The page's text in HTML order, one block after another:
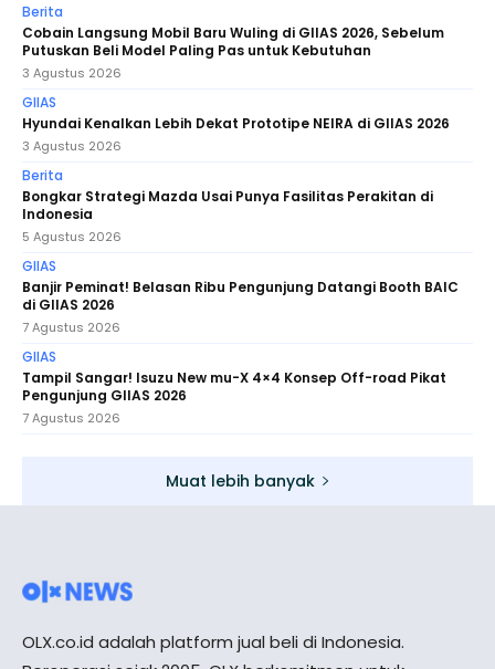
Berita
Cobain Langsung Mobil Baru Wuling di GIIAS 2026, Sebelum
Putuskan Beli Model Paling Pas untuk Kebutuhan
3 Agustus 2026
GIIAS
Hyundai Kenalkan Lebih Dekat Prototipe NEIRA di GIIAS 2026
3 Agustus 2026
Berita
Bongkar Strategi Mazda Usai Punya Fasilitas Perakitan di
Indonesia
5 Agustus 2026
GIIAS
Banjir Peminat! Belasan Ribu Pengunjung Datangi Booth BAIC
di GIIAS 2026
7 Agustus 2026
GIIAS
Tampil Sangar! Isuzu New mu-X 4×4 Konsep Off-road Pikat
Pengunjung GIIAS 2026
7 Agustus 2026
Muat lebih banyak
OLX.co.id adalah platform jual beli di Indonesia.